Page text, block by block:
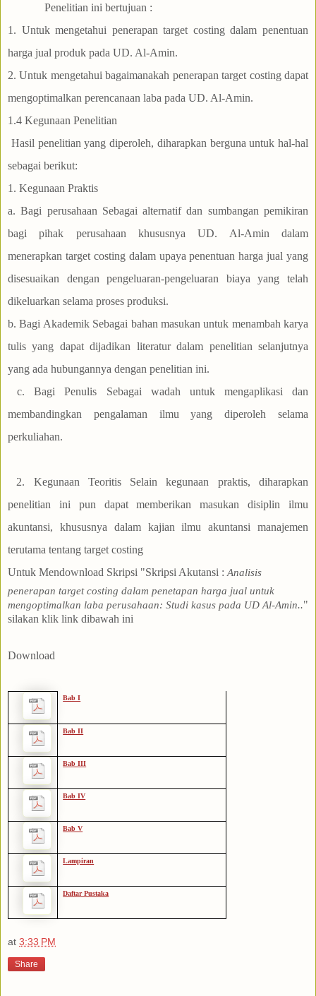
Penelitian ini bertujuan :
1. Untuk mengetahui penerapan target costing dalam penentuan
harga jual produk pada UD. Al-Amin.
2. Untuk mengetahui bagaimanakah penerapan target costing dapat
mengoptimalkan perencanaan laba pada UD. Al-Amin.
1.4 Kegunaan Penelitian
Hasil penelitian yang diperoleh, diharapkan berguna untuk hal-hal
sebagai berikut:
1. Kegunaan Praktis
a. Bagi perusahaan Sebagai alternatif dan sumbangan pemikiran
bagi pihak perusahaan khususnya UD. Al-Amin dalam
menerapkan target costing dalam upaya penentuan harga jual yang
disesuaikan dengan pengeluaran-pengeluaran biaya yang telah
dikeluarkan selama proses produksi.
b. Bagi Akademik Sebagai bahan masukan untuk menambah karya
tulis yang dapat dijadikan literatur dalam penelitian selanjutnya
yang ada hubungannya dengan penelitian ini.
c. Bagi Penulis Sebagai wadah untuk mengaplikasi dan
membandingkan pengalaman ilmu yang diperoleh selama
perkuliahan.
2. Kegunaan Teoritis Selain kegunaan praktis, diharapkan
penelitian ini pun dapat memberikan masukan disiplin ilmu
akuntansi, khususnya dalam kajian ilmu akuntansi manajemen
terutama tentang target costing
Untuk Mendownload Skripsi "Skripsi Akutansi : Analisis
penerapan target costing dalam penetapan harga jual untuk
mengoptimalkan laba perusahaan: Studi kasus pada UD Al-Amin.."
silakan klik link dibawah ini
Download
Bab I
Bab II
Bab III
Bab IV
Bab V
Lampiran
Daftar Pustaka
at 3:33 PM
Share